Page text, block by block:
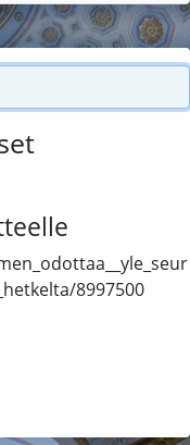
8997500